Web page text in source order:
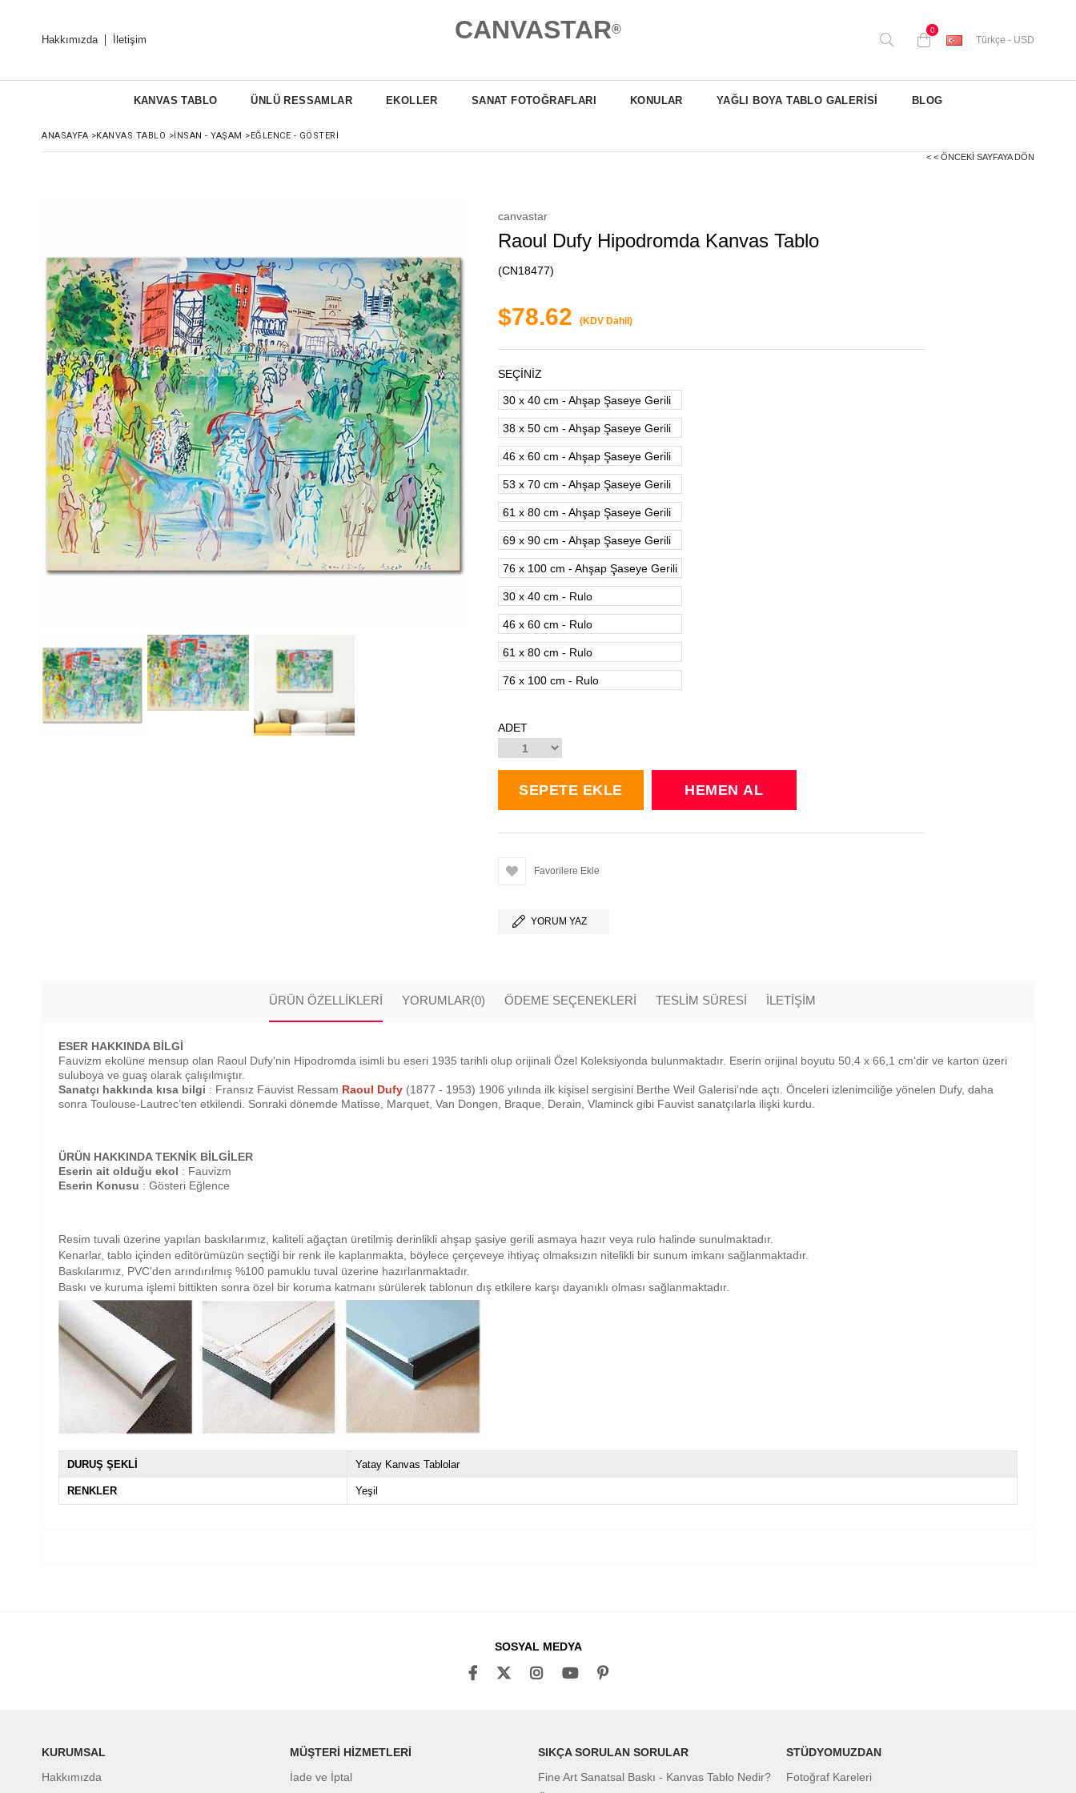
Hakkımızda İletişim CANVASTAR® 0
Türkçe - USD
KANVAS TABLO ÜNLÜ RESSAMLAR EKOLLER SANAT FOTOĞRAFLARI KONULAR YAĞLI BOYA TABLO GALERİSİ BLOG
ANASAYFA >KANVAS TABLO >İNSAN - YAŞAM >EĞLENCE - GÖSTERI
< < ÖNCEKI SAYFAYA DÖN
canvastar
Raoul Dufy Hipodromda Kanvas Tablo
(CN18477)
$78.62 (KDV Dahil)
SEÇİNİZ
30 x 40 cm - Ahşap Şaseye Gerili
38 x 50 cm - Ahşap Şaseye Gerili
46 x 60 cm - Ahşap Şaseye Gerili
53 x 70 cm - Ahşap Şaseye Gerili
61 x 80 cm - Ahşap Şaseye Gerili
69 x 90 cm - Ahşap Şaseye Gerili
76 x 100 cm - Ahşap Şaseye Gerili
30 x 40 cm - Rulo
46 x 60 cm - Rulo
61 x 80 cm - Rulo
76 x 100 cm - Rulo
ADET
Favorilere Ekle
YORUM YAZ
ÜRÜN ÖZELLIKLERI YORUMLAR(0) ÖDEME SEÇENEKLERI TESLİM SÜRESİ İLETİŞİM
ESER HAKKINDA BİLGİ
Fauvizm ekolüne mensup olan Raoul Dufy'nin Hipodromda isimli bu eseri 1935 tarihli olup orijinali Özel Koleksiyonda bulunmaktadır. Eserin orijinal boyutu 50,4 x 66,1 cm'dir ve karton üzeri
suluboya ve guaş olarak çalışılmıştır.
Sanatçı hakkında kısa bilgi : Fransız Fauvist Ressam Raoul Dufy (1877 - 1953) 1906 yılında ilk kişisel sergisini Berthe Weil Galerisi’nde açtı. Önceleri izlenimciliğe yönelen Dufy, daha
sonra Toulouse-Lautrec’ten etkilendi. Sonraki dönemde Matisse, Marquet, Van Dongen, Braque, Derain, Vlaminck gibi Fauvist sanatçılarla ilişki kurdu.
ÜRÜN HAKKINDA TEKNİK BİLGİLER
Eserin ait olduğu ekol : Fauvizm
Eserin Konusu : Gösteri Eğlence
Resim tuvali üzerine yapılan baskılarımız, kaliteli ağaçtan üretilmiş derinlikli ahşap şasiye gerili asmaya hazır veya rulo halinde sunulmaktadır.
Kenarlar, tablo içinden editörümüzün seçtiği bir renk ile kaplanmakta, böylece çerçeveye ihtiyaç olmaksızın nitelikli bir sunum imkanı sağlanmaktadır.
Baskılarımız, PVC'den arındırılmış %100 pamuklu tuval üzerine hazırlanmaktadır.
Baskı ve kuruma işlemi bittikten sonra özel bir koruma katmanı sürülerek tablonun dış etkilere karşı dayanıklı olması sağlanmaktadır.
DURUŞ ŞEKLİ Yatay Kanvas Tablolar
RENKLER Yeşil
SOSYAL MEDYA
KURUMSAL
Hakkımızda
MÜŞTERİ HİZMETLERİ
İade ve İptal
SIKÇA SORULAN SORULAR
Fine Art Sanatsal Baskı - Kanvas Tablo Nedir?
STÜDYOMUZDAN
Fotoğraf Kareleri